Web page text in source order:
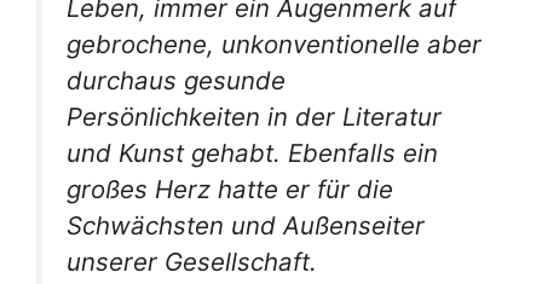
Leben, immer ein Augenmerk auf
gebrochene, unkonventionelle aber
durchaus gesunde
Persönlichkeiten in der Literatur
und Kunst gehabt. Ebenfalls ein
großes Herz hatte er für die
Schwächsten und Außenseiter
unserer Gesellschaft.